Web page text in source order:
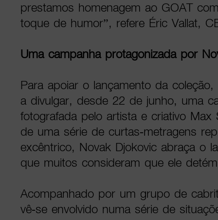
prestamos homenagem ao GOAT
toque de humor”, refere Éric Vallat,
Uma campanha protagonizada por
Para apoiar o lançamento da
a divulgar, desde 22 de junho, uma
fotografada pelo artista e criativo Max
de uma série de curtas-metragens
excêntrico, Novak Djokovic abraça o
que muitos consideram que ele
Acompanhado por um grupo de
vê-se envolvido numa série de